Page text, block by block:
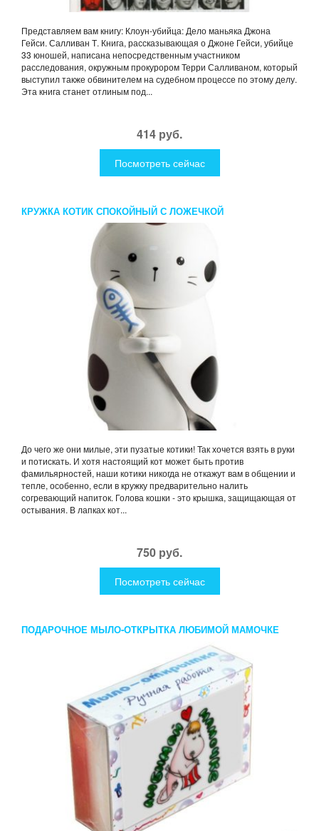
Представляем вам книгу: Клоун-убийца: Дело маньяка Джона
Гейси. Салливан Т. Книга, рассказывающая о Джоне Гейси, убийце
33 юношей, написана непосредственным участником
расследования, окружным прокурором Терри Салливаном, который
выступил также обвинителем на судебном процессе по этому делу.
Эта книга станет отлиным под...
414 руб.
Посмотреть сейчас
КРУЖКА КОТИК СПОКОЙНЫЙ С ЛОЖЕЧКОЙ
До чего же они милые, эти пузатые котики! Так хочется взять в руки
и потискать. И хотя настоящий кот может быть против
фамильярностей, наши котики никогда не откажут вам в общении и
тепле, особенно, если в кружку предварительно налить
согревающий напиток. Голова кошки - это крышка, защищающая от
остывания. В лапках кот...
750 руб.
Посмотреть сейчас
ПОДАРОЧНОЕ МЫЛО-ОТКРЫТКА ЛЮБИМОЙ МАМОЧКЕ